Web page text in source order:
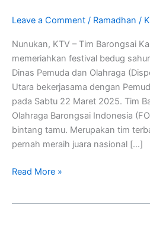
Leave a Comment / Ramadhan /
Nunukan, KTV – Tim Barongsai
memeriahkan festival bedug
Dinas Pemuda dan Olahraga
Utara bekerjasama dengan
pada Sabtu 22 Maret 2025. Tim
Olahraga Barongsai Indonesia
bintang tamu. Merupakan tim
pernah meraih juara nasional […]
Bedug
Read More »